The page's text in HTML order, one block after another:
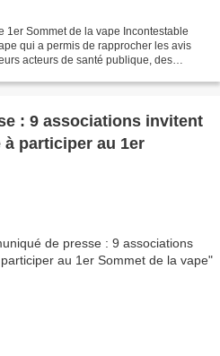
1er Sommet de la vape Incontestable
qui a permis de rapprocher les avis
acteurs de santé publique, des
: 9 associations invitent
à participer au 1er